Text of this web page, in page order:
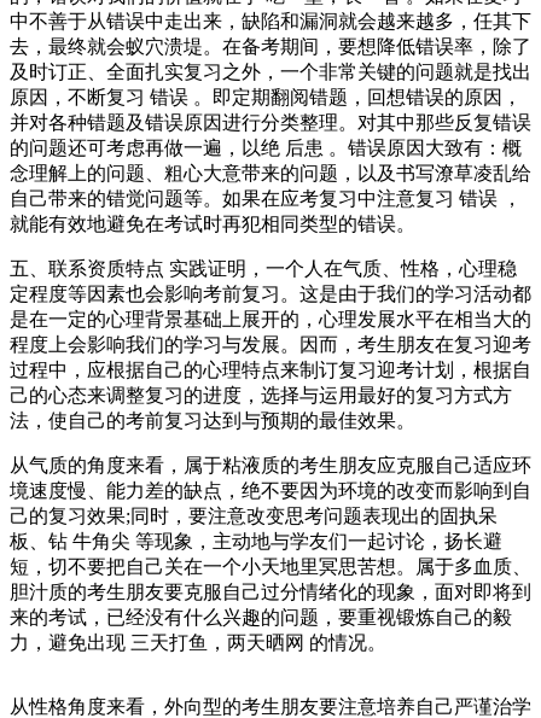
中不善于从错误中走出来，缺陷和漏洞就会越来越多，任其下
去，最终就会蚁穴溃堤。在备考期间，要想降低错误率，除了
及时订正、全面扎实复习之外，一个非常关键的问题就是找出
原因，不断复习 错误 。即定期翻阅错题，回想错误的原因，
并对各种错题及错误原因进行分类整理。对其中那些反复错误
的问题还可考虑再做一遍，以绝 后患 。错误原因大致有：概
念理解上的问题、粗心大意带来的问题，以及书写潦草凌乱给
自己带来的错觉问题等。如果在应考复习中注意复习 错误 ，
就能有效地避免在考试时再犯相同类型的错误。
五、联系资质特点 实践证明，一个人在气质、性格，心理稳
定程度等因素也会影响考前复习。这是由于我们的学习活动都
是在一定的心理背景基础上展开的，心理发展水平在相当大的
程度上会影响我们的学习与发展。因而，考生朋友在复习迎考
过程中，应根据自己的心理特点来制订复习迎考计划，根据自
己的心态来调整复习的进度，选择与运用最好的复习方式方
法，使自己的考前复习达到与预期的最佳效果。
从气质的角度来看，属于粘液质的考生朋友应克服自己适应环
境速度慢、能力差的缺点，绝不要因为环境的改变而影响到自
己的复习效果;同时，要注意改变思考问题表现出的固执呆
板、钻 牛角尖 等现象，主动地与学友们一起讨论，扬长避
短，切不要把自己关在一个小天地里冥思苦想。属于多血质、
胆汁质的考生朋友要克服自己过分情绪化的现象，面对即将到
来的考试，已经没有什么兴趣的问题，要重视锻炼自己的毅
力，避免出现 三天打鱼，两天晒网 的情况。
从性格角度来看，外向型的考生朋友要注意培养自己严谨治学